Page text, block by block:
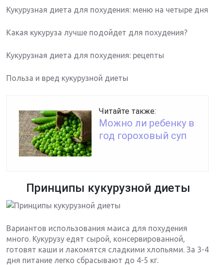
Кукурузная диета для похудения: меню на четыре дня
Какая кукуруза лучше подойдет для похудения?
Кукурузная диета для похудения: рецепты
Польза и вред кукурузной диеты
Читайте также:
Можно ли ребенку в
год гороховый суп
Принципы кукурузной диеты
Вариантов использования маиса для похудения
много. Кукурузу едят сырой, консервированной,
готовят каши и лакомятся сладкими хлопьями. За 3-4
дня питание легко сбрасывают до 4-5 кг.